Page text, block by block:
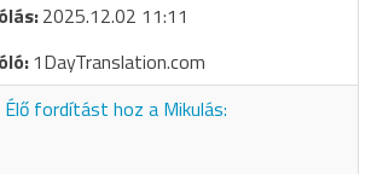
2025.12.02 11:11
1DayTranslation.com
Élő fordítást hoz a Mikulás: